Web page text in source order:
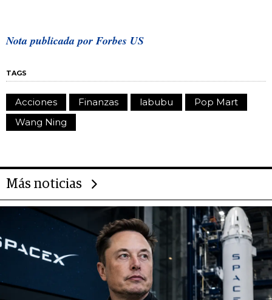
Nota publicada por Forbes US
TAGS
Acciones Finanzas labubu
Pop Mart
Wang Ning
Más noticias